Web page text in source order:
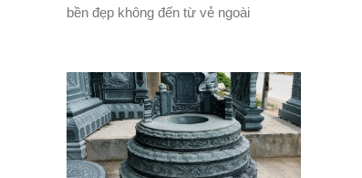
bền đẹp không đến từ vẻ ngoài